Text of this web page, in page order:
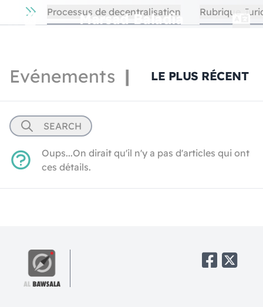
Marsad Baladia
Processus de decentralisation Rubrique
Evénements | LE PLUS RÉCENT
SEARCH
Titre
Oups...On dirait qu'il n'y a pas d'articles qui ont
ces détails.